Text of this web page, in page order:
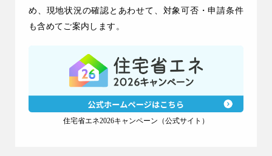
め、現地状況の確認とあわせて、対象可否・申請条件
も含めてご案内します。
住宅省エネ2026キャンペーン（公式サイト）
営業時間 9時〜18時
（定休／水曜日）